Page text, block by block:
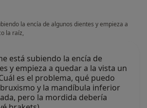
la encía de algunos dientes y empieza a
la raíz,
está subiendo la encía de
y empieza a quedar a la vista un
es el problema, qué puedo
y la mandíbula inferior
pero la mordida debería